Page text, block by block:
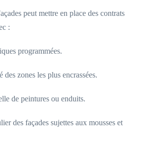
peut mettre en place des contrats
:
programmées.
zones les plus encrassées.
de peintures ou enduits.
des façades sujettes aux mousses et